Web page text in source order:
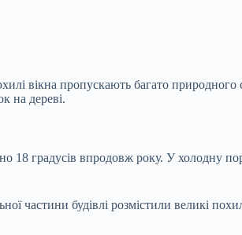
вікна пропускають багато
на дереві.
градусів впродовж року. У холодну
частини будівлі розмістили великі